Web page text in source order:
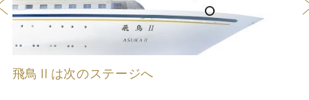
飛鳥Ⅱは次のステージへ